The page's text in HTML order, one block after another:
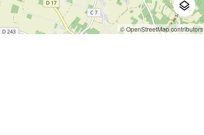
© OpenStreetMap contributors